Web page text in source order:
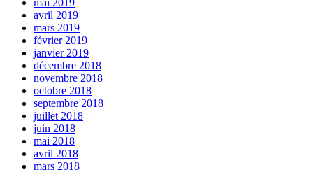
avril 2019
mars 2019
février 2019
janvier 2019
décembre 2018
novembre 2018
octobre 2018
septembre 2018
juillet 2018
juin 2018
mai 2018
avril 2018
mars 2018